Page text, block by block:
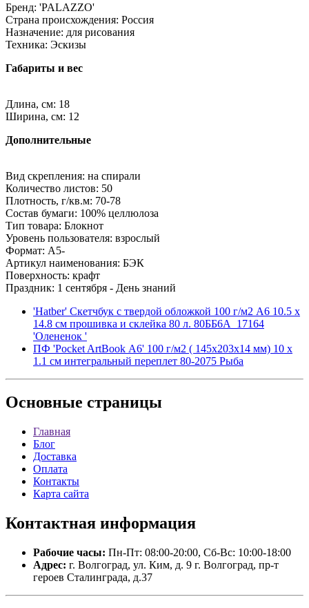
Бренд: 'PALAZZO'
Страна происхождения: Россия
Назначение: для рисования
Техника: Эскизы
Габариты и вес
Длина, см: 18
Ширина, см: 12
Дополнительные
Вид скрепления: на спирали
Количество листов: 50
Плотность, г/кв.м: 70-78
Состав бумаги: 100% целлюлоза
Тип товара: Блокнот
Уровень пользователя: взрослый
Формат: A5-
Артикул наименования: БЭК
Поверхность: крафт
Праздник: 1 сентября - День знаний
'Hatber' Скетчбук с твердой обложкой 100 г/м2 A6 10.5 х
14.8 см прошивка и склейка 80 л. 80ББ6A_17164
'Олененок '
ПФ 'Pocket ArtBook А6' 100 г/м2 ( 145х203х14 мм) 10 х
1.1 см интегральный переплет 80-2075 Рыба
Основные страницы
Главная
Блог
Доставка
Оплата
Контакты
Карта сайта
Контактная информация
Рабочие часы: Пн-Пт: 08:00-20:00, Сб-Вс: 10:00-18:00
Адрес: г. Волгоград, ул. Ким, д. 9 г. Волгоград, пр-т
героев Сталинграда, д.37